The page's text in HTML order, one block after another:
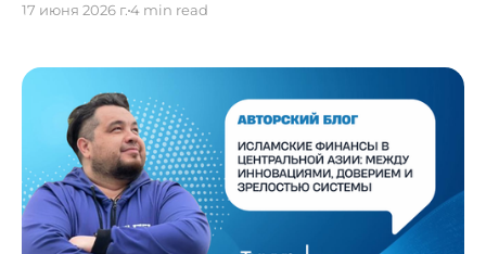
Построить империю, выиграть битву, пройти
миссию, собрать команду, победить оппонентов
или спасти мир. И в этом
17 июня 2026 г.4 min read